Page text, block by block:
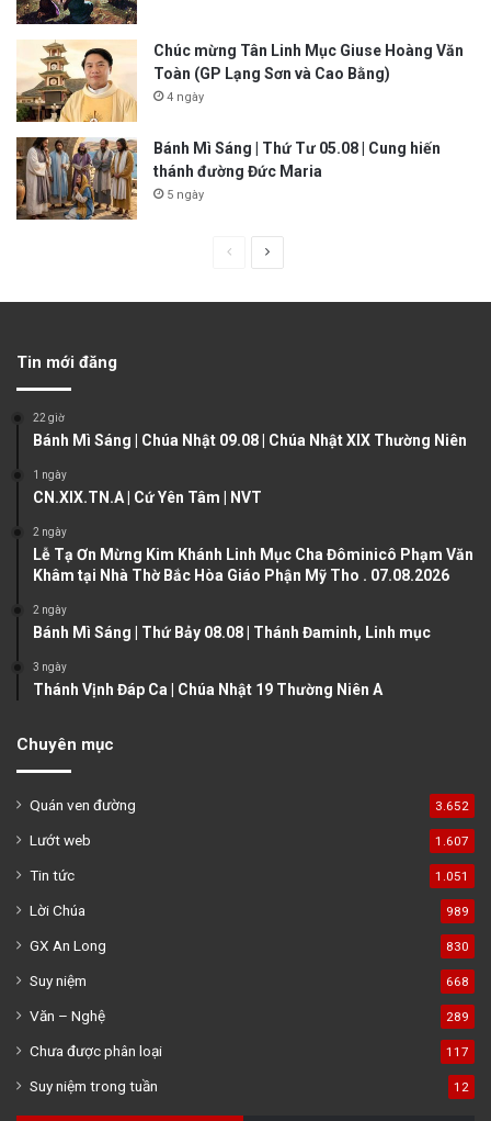
Chúc mừng Tân Linh Mục Giuse Hoàng Văn
Toàn (GP Lạng Sơn và Cao Bằng)
4 ngày
Bánh Mì Sáng | Thứ Tư 05.08 | Cung hiến
thánh đường Đức Maria
5 ngày
u
p
g
g
Tin mới đăng
22 giờ
Bánh Mì Sáng | Chúa Nhật 09.08 | Chúa Nhật XIX Thường Niên
1 ngày
CN.XIX.TN.A | Cứ Yên Tâm | NVT
2 ngày
Lễ Tạ Ơn Mừng Kim Khánh Linh Mục Cha Đôminicô Phạm Văn
Khâm tại Nhà Thờ Bắc Hòa Giáo Phận Mỹ Tho . 07.08.2026
2 ngày
Bánh Mì Sáng | Thứ Bảy 08.08 | Thánh Đaminh, Linh mục
3 ngày
Thánh Vịnh Đáp Ca | Chúa Nhật 19 Thường Niên A
Chuyên mục
Quán ven đường 3.652
Lướt web 1.607
Tin tức 1.051
Lời Chúa 989
GX An Long 830
Suy niệm 668
Văn – Nghệ 289
Chưa được phân loại 117
Suy niệm trong tuần 12